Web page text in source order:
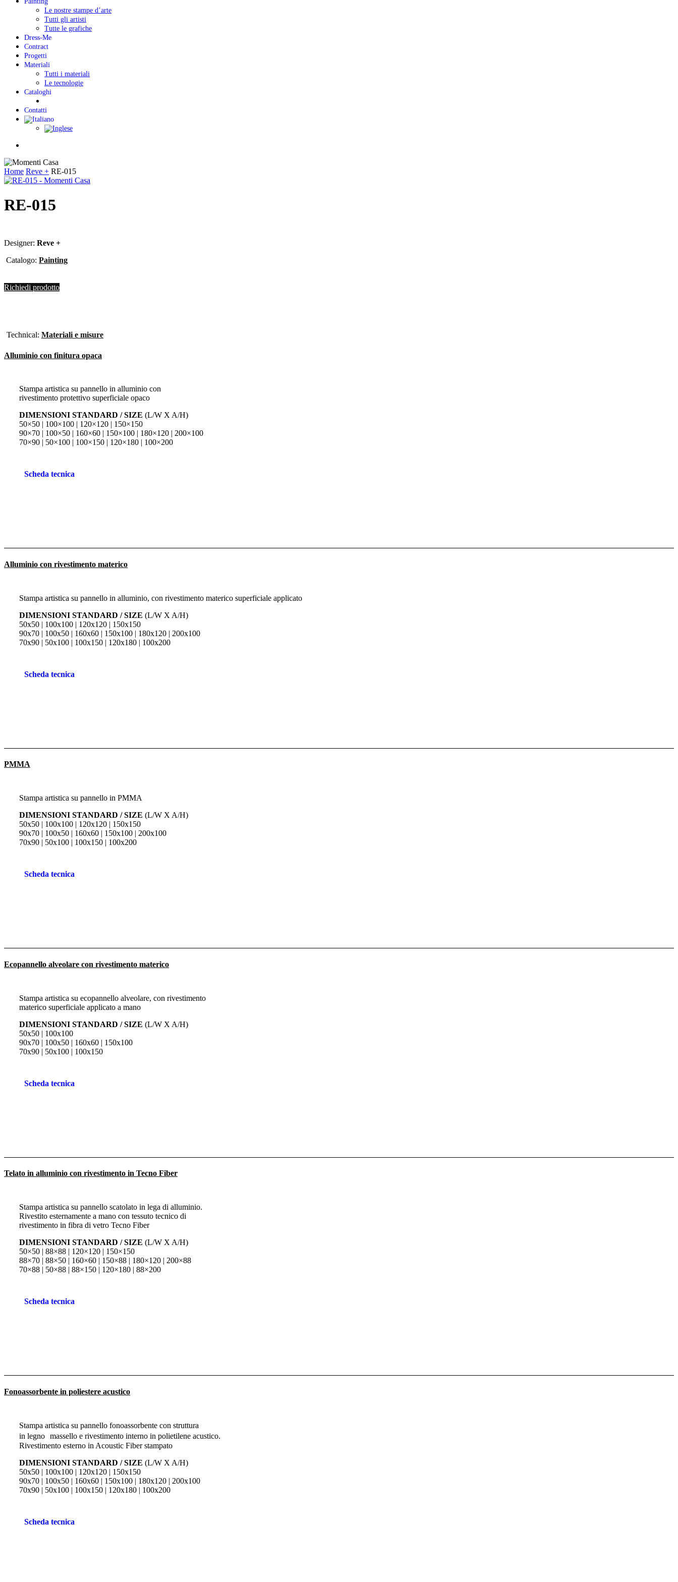
Le nostre stampe d’arte
Tutti gli artisti
Tutte le grafiche
Dress-Me
Contract
Progetti
Materiali
Tutti i materiali
Le tecnologie
Cataloghi
Contatti
Home Reve + RE-015
RE-015
Designer: Reve +
Catalogo: Painting
Richiedi prodotto
Technical: Materiali e misure
Alluminio con finitura opaca
Stampa artistica su pannello in alluminio con
rivestimento protettivo superficiale opaco
DIMENSIONI STANDARD / SIZE (L/W X A/H)
50×50 | 100×100 | 120×120 | 150×150
90×70 | 100×50 | 160×60 | 150×100 | 180×120 | 200×100
70×90 | 50×100 | 100×150 | 120×180 | 100×200
Scheda tecnica
Alluminio con rivestimento materico
Stampa artistica su pannello in alluminio, con rivestimento materico superficiale applicato
DIMENSIONI STANDARD / SIZE (L/W X A/H)
50x50 | 100x100 | 120x120 | 150x150
90x70 | 100x50 | 160x60 | 150x100 | 180x120 | 200x100
70x90 | 50x100 | 100x150 | 120x180 | 100x200
Scheda tecnica
PMMA
Stampa artistica su pannello in PMMA
DIMENSIONI STANDARD / SIZE (L/W X A/H)
50x50 | 100x100 | 120x120 | 150x150
90x70 | 100x50 | 160x60 | 150x100 | 200x100
70x90 | 50x100 | 100x150 | 100x200
Scheda tecnica
Ecopannello alveolare con rivestimento materico
Stampa artistica su ecopannello alveolare, con rivestimento
materico superficiale applicato a mano
DIMENSIONI STANDARD / SIZE (L/W X A/H)
50x50 | 100x100
90x70 | 100x50 | 160x60 | 150x100
70x90 | 50x100 | 100x150
Scheda tecnica
Telato in alluminio con rivestimento in Tecno Fiber
Stampa artistica su pannello scatolato in lega di alluminio.
Rivestito esternamente a mano con tessuto tecnico di
rivestimento in fibra di vetro Tecno Fiber
DIMENSIONI STANDARD / SIZE (L/W X A/H)
50×50 | 88×88 | 120×120 | 150×150
88×70 | 88×50 | 160×60 | 150×88 | 180×120 | 200×88
70×88 | 50×88 | 88×150 | 120×180 | 88×200
Scheda tecnica
Fonoassorbente in poliestere acustico
Stampa artistica su pannello fonoassorbente con struttura
in legno massello e rivestimento interno in polietilene acustico.
Rivestimento esterno in Acoustic Fiber stampato
DIMENSIONI STANDARD / SIZE (L/W X A/H)
50x50 | 100x100 | 120x120 | 150x150
90x70 | 100x50 | 160x60 | 150x100 | 180x120 | 200x100
70x90 | 50x100 | 100x150 | 120x180 | 100x200
Scheda tecnica